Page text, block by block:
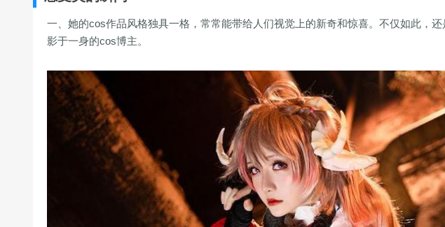
一、她的cos作品风格独具一格，常常能带给人们视觉上的新奇和惊喜。不仅如此，
影于一身的cos博主。